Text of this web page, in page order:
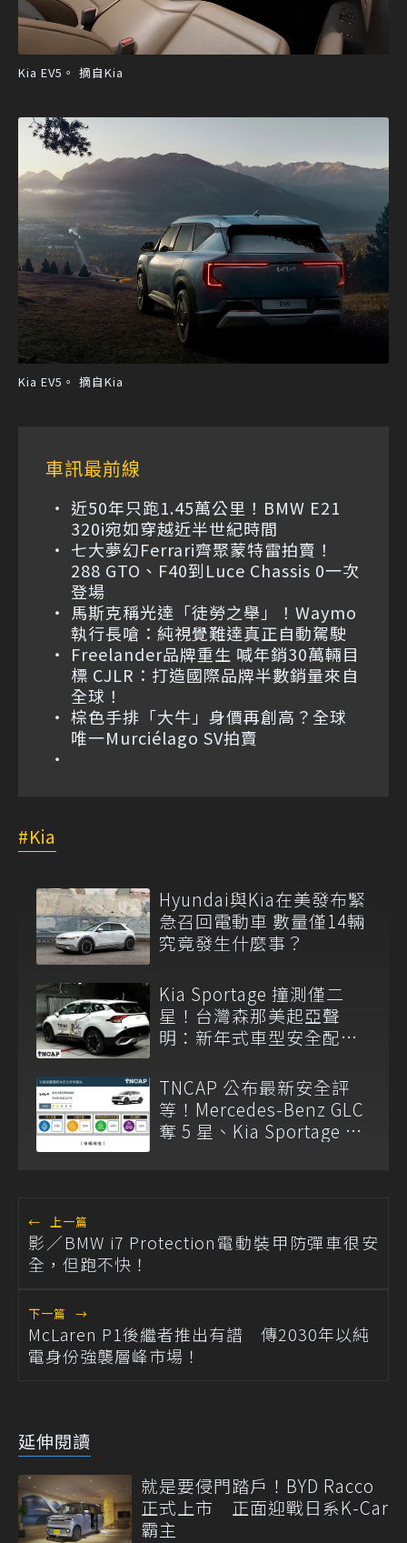
Kia EV5。 摘自Kia
Kia EV5。 摘自Kia
車訊最前線
近50年只跑1.45萬公里！BMW E21
320i宛如穿越近半世紀時間
七大夢幻Ferrari齊聚蒙特雷拍賣！
288 GTO、F40到Luce Chassis 0一次
登場
馬斯克稱光達「徒勞之舉」！Waymo
執行長嗆：純視覺難達真正自動駕駛
Freelander品牌重生 喊年銷30萬輛目
標 CJLR：打造國際品牌半數銷量來自
全球！
棕色手排「大牛」身價再創高？全球
唯一Murciélago SV拍賣
Kia
Hyundai與Kia在美發布緊
急召回電動車 數量僅14輛
究竟發生什麼事？
Kia Sportage 撞測僅二
星！台灣森那美起亞聲
明：新年式車型安全配備
TNCAP 公布最新安全評
等！Mercedes-Benz GLC
奪 5 星、Kia Sportage 僅
← 上一篇
影／BMW i7 Protection電動裝甲防彈車很安
全，但跑不快！
下一篇 →
McLaren P1後繼者推出有譜 傳2030年以純
電身份強襲層峰市場！
延伸閱讀
就是要侵門踏戶！BYD Racco
正式上市 正面迎戰日系K-Car
霸主